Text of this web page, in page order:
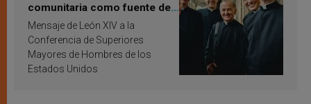
comunitaria como fuente de
inspiración y santificación
Mensaje de León XIV a la
Conferencia de Superiores
Mayores de Hombres de los
Estados Unidos